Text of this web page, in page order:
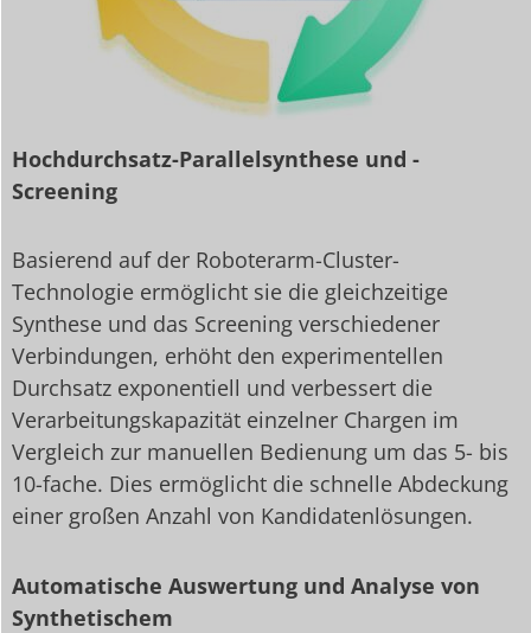
Hochdurchsatz-Parallelsynthese und -
Screening
Basierend auf der Roboterarm-Cluster-
Technologie ermöglicht sie die gleichzeitige
Synthese und das Screening verschiedener
Verbindungen, erhöht den experimentellen
Durchsatz exponentiell und verbessert die
Verarbeitungskapazität einzelner Chargen im
Vergleich zur manuellen Bedienung um das 5- bis
10-fache. Dies ermöglicht die schnelle Abdeckung
einer großen Anzahl von Kandidatenlösungen.
Automatische Auswertung und Analyse von
Synthetischem